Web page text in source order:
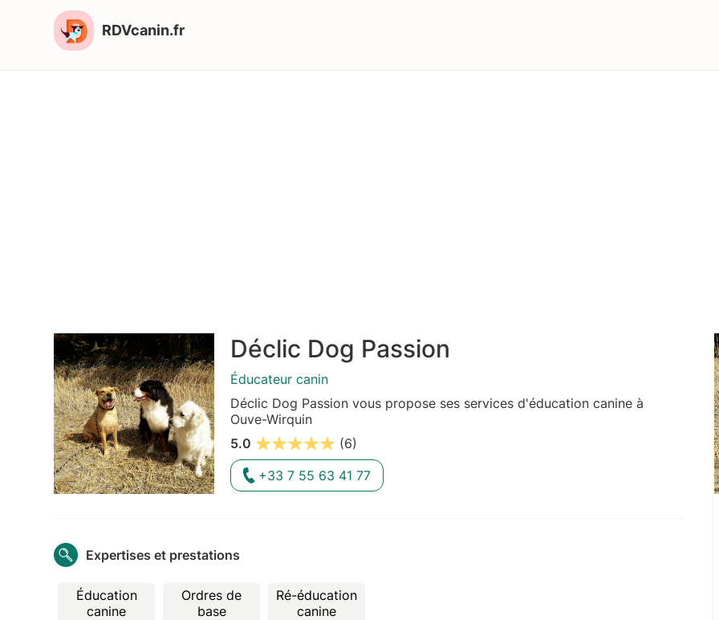
RDVcanin.fr
Déclic Dog Passion
Éducateur canin
Déclic Dog Passion vous propose ses services d'éducation canine à
Ouve-Wirquin
5.0
(6)
+33 7 55 63 41 77
Expertises et prestations
Éducation
canine
Ordres de
base
Ré-éducation
canine